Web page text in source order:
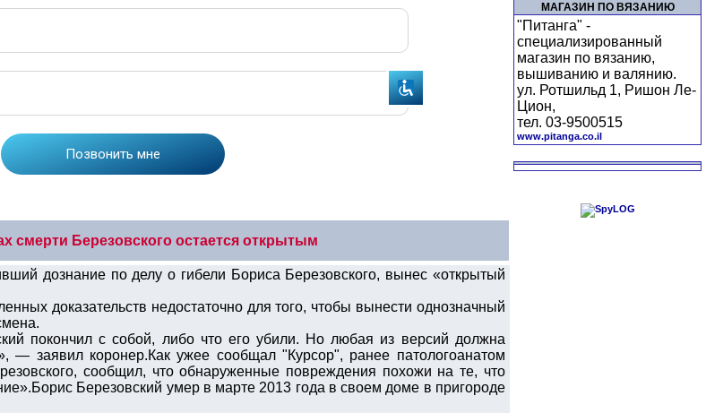
смерти Березовского остается открытым
дознание по делу о гибели Бориса Березовского, вынес «открытый
доказательств недостаточно для того, чтобы вынести однозначный
покончил с собой, либо что его убили. Но любая из версий должна
— заявил коронер.Как ужее сообщал "Курсор", ранее патологоанатом
сообщил, что обнаруженные повреждения похожи на те, что
Березовский умер в марте 2013 года в своем доме в пригороде
МАГАЗИН ПО ВЯЗАНИЮ
"Питанга" -
специализированный
магазин по вязанию,
вышиванию и валянию.
ул. Ротшильд 1, Ришон Ле-
Цион,
тел. 03-9500515
www.pitanga.co.il